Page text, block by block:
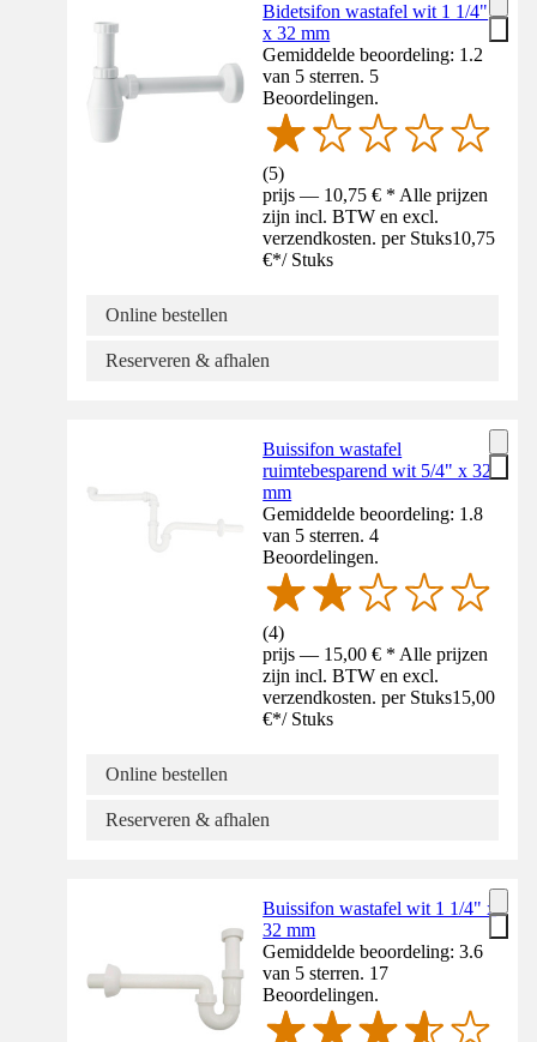
Bidetsifon wastafel wit 1 1/4"
x 32 mm
Gemiddelde beoordeling: 1.2
van 5 sterren. 5
Beoordelingen.
(5)
prijs — 10,75 € * Alle prijzen
zijn incl. BTW en excl.
verzendkosten. per Stuks10,75
€*/ Stuks
Online bestellen
Reserveren & afhalen
Buissifon wastafel
ruimtebesparend wit 5/4" x 32
mm
Gemiddelde beoordeling: 1.8
van 5 sterren. 4
Beoordelingen.
(4)
prijs — 15,00 € * Alle prijzen
zijn incl. BTW en excl.
verzendkosten. per Stuks15,00
€*/ Stuks
Online bestellen
Reserveren & afhalen
Buissifon wastafel wit 1 1/4" x
32 mm
Gemiddelde beoordeling: 3.6
van 5 sterren. 17
Beoordelingen.